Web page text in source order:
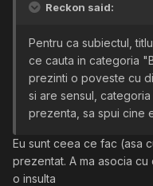
Reckon said:
Pentru ca subiectul,
ce cauta in categoria
prezinti o poveste cu
si are sensul,
prezenta, sa spui cine
Eu sunt ceea ce fac (asa
prezentat. A ma asocia
o insulta